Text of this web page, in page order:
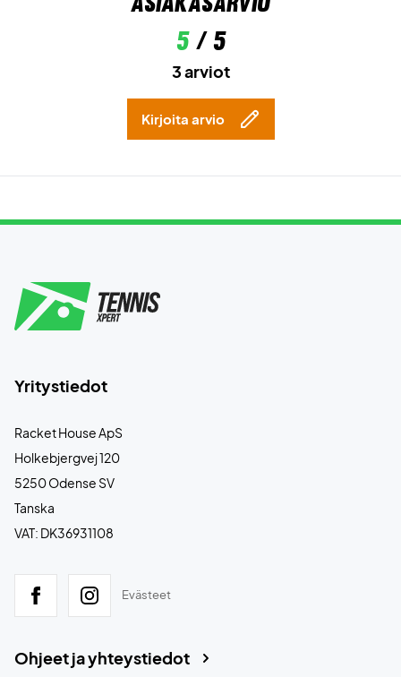
5/ 5
3 arviot
Kirjoita arvio
Yritystiedot
Racket House ApS
Holkebjergvej 120
5250 Odense SV
Tanska
VAT: DK36931108
Evästeet
Ohjeet ja yhteystiedot